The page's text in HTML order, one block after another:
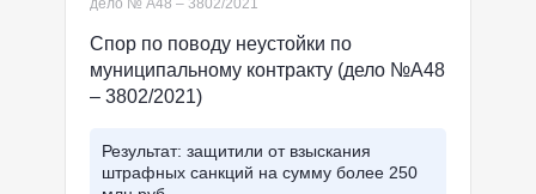
дело № А48 – 3802/2021
Спор по поводу неустойки по
муниципальному контракту (дело №А48
– 3802/2021)
Результат: защитили от взыскания
штрафных санкций на сумму более 250